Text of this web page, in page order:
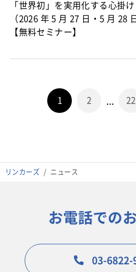
リンカーズ ニュース
「世界初」を実用化する心掛け
（2026 年 5 月 27 日・5 月 28
【無料セミナー】
1 2 22
お電話での
03-6822-